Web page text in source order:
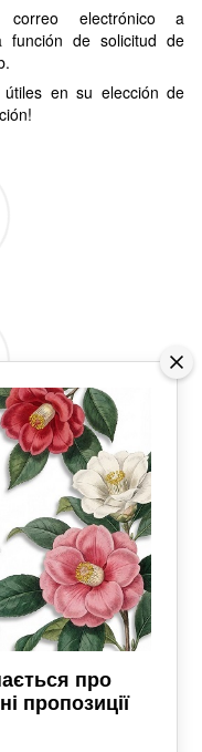
correo electrónico a
función de solicitud de
en su elección de
sitio
про
пропозиції